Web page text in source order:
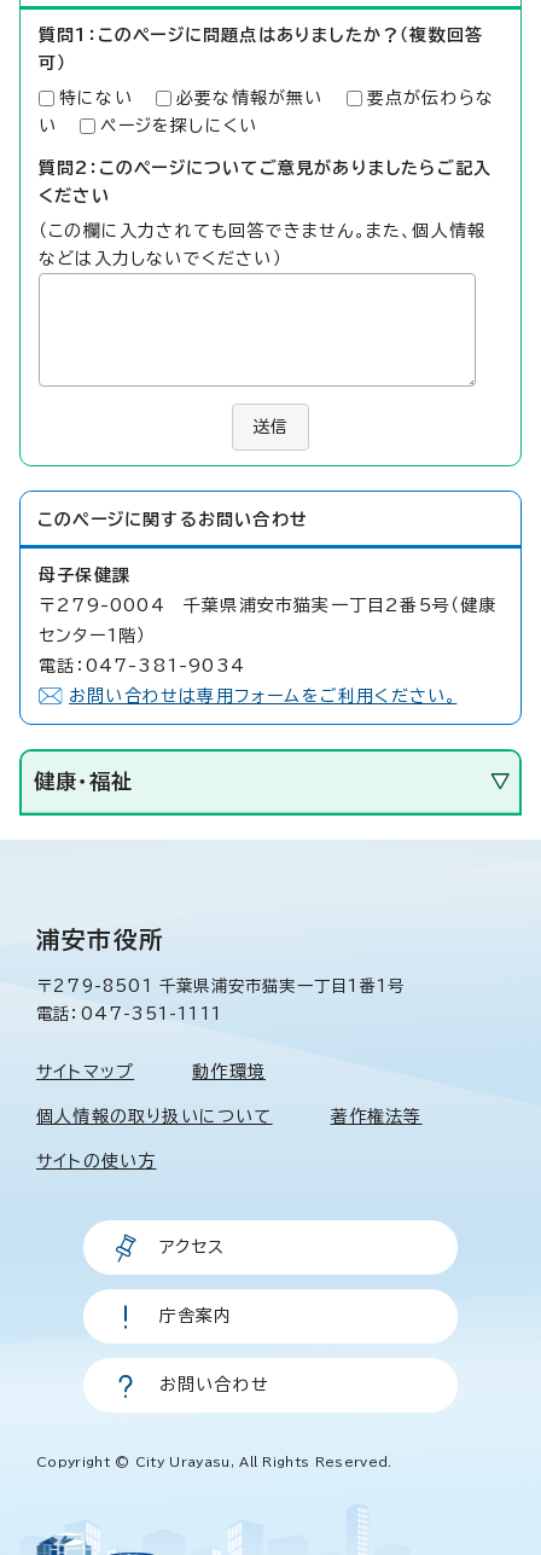
質問1：このページに問題点はありましたか？（複数回答
可）
特にない 必要な情報が無い
要点が伝わらな
い
ページを探しにくい
質問2：このページについてご意見がありましたらご記入
ください
（この欄に入力されても回答できません。また、個人情報
などは入力しないでください）
送信
このページに関する お問い合わせ
母子保健課
〒279-0004 千葉県浦安市猫実一丁目2番5号（健康
センター1階）
電話：047-381-9034
お問い合わせは専用フォームをご利用ください。
健康・福祉
浦安市役所
〒279-8501 千葉県浦安市猫実一丁目1番1号
電話：047-351-1111
サイトマップ 動作環境
個人情報の取り扱いについて 著作権法等
サイトの使い方
アクセス
庁舎案内
お問い合わせ
Copyright © City Urayasu, All Rights Reserved.